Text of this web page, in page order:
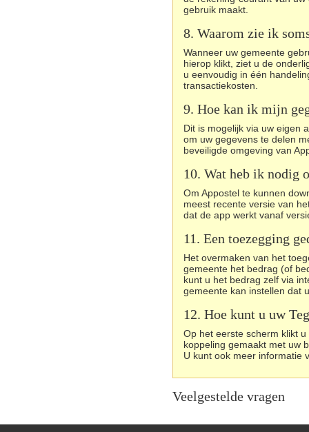
gebruik maakt.
8. Waarom zie ik
Wanneer uw gemeente
hierop klikt, ziet u de
u eenvoudig in één
transactiekosten.
9. Hoe kan ik mijn
Dit is mogelijk via uw eigen
om uw gegevens te delen
beveiligde omgeving van
10. Wat heb ik nodig
Om Appostel te kunnen
meest recente versie van
dat de app werkt vanaf
11. Een toezegging
Het overmaken van het
gemeente het bedrag (of
kunt u het bedrag zelf via
gemeente kan instellen dat
12. Hoe kunt u uw
Op het eerste scherm klikt
koppeling gemaakt met uw
U kunt ook meer informatie
Veelgestelde vragen